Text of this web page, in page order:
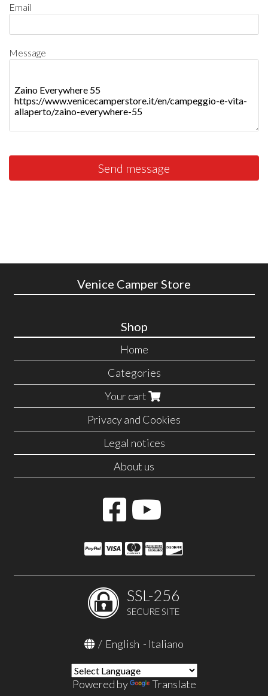
Email
Message
Send message
Venice Camper Store
Shop
Home
Categories
Your cart
Privacy and Cookies
Legal notices
About us
SSL-256
SECURE SITE
/ English - Italiano
Powered by Translate